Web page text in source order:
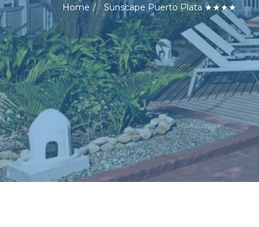
Home Sunscape Puerto Plata ★★★★